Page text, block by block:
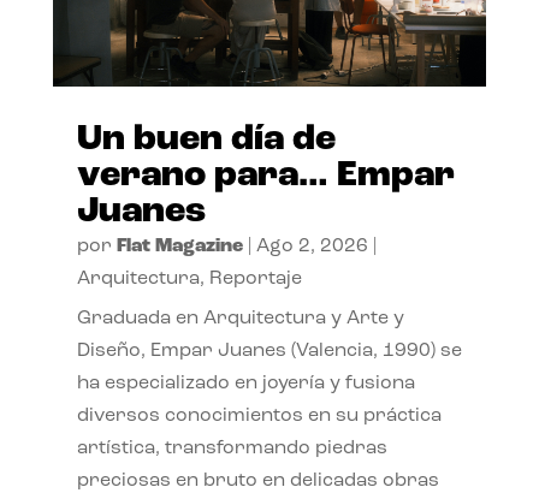
Un buen día de
verano para… Empar
Juanes
por Flat Magazine| Ago 2, 2026
Arquitectura, Reportaje
Graduada en Arquitectura y Arte y
Diseño, Empar Juanes (Valencia, 1990) se
ha especializado en joyería y fusiona
diversos conocimientos en su práctica
artística, transformando piedras
preciosas en bruto en delicadas obras